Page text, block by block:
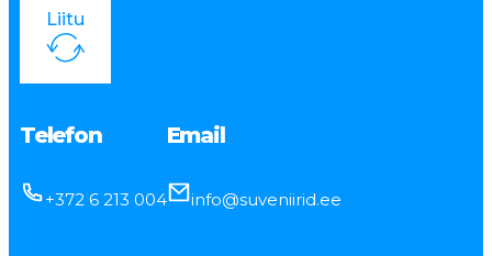
Liitu
Telefon
+372 6 213 004
Email
info@suveniirid.ee